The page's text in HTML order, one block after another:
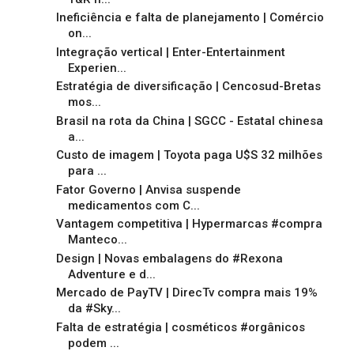
Ineficiência e falta de planejamento | Comércio
on...
Integração vertical | Enter-Entertainment
Experien...
Estratégia de diversificação | Cencosud-Bretas
mos...
Brasil na rota da China | SGCC - Estatal chinesa
a...
Custo de imagem | Toyota paga U$S 32 milhões
para ...
Fator Governo | Anvisa suspende
medicamentos com C...
Vantagem competitiva | Hypermarcas #compra
Manteco...
Design | Novas embalagens do #Rexona
Adventure e d...
Mercado de PayTV | DirecTv compra mais 19%
da #Sky...
Falta de estratégia | cosméticos #orgânicos
podem ...